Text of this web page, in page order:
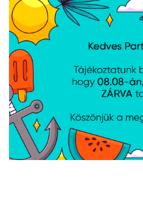
ASUS 27" VY279HF
monitor
Cikkszám: VY279HF Gyártói
MÉRET: 27", FELBONTÁS:
CSATLAKOZÁS: HDMI - 3.5mm jack